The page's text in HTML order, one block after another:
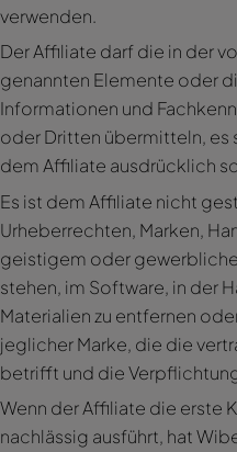
verwenden.
Der Affiliate darf die in der
genannten Elemente oder
Informationen und
oder Dritten übermitteln, es
dem Affiliate ausdrücklich
Es ist dem Affiliate nicht
Urheberrechten, Marken,
geistigem oder
stehen, im Software, in der
Materialien zu entfernen
jeglicher Marke, die die
betrifft und die
Wenn der Affiliate die erste
nachlässig ausführt, hat